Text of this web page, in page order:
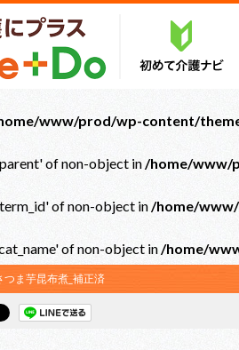
www/prod/wp-content/
of non-object in/home/www/
of non-object in/home/
of non-object in/home/
つま芋昆布煮_補正済